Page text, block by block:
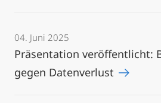
04. Juni 2025
Präsentation veröffentlicht:
gegen Datenverlust